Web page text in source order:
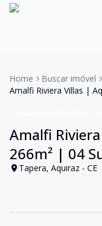
Home
Buscar imóvel
Amalfi Riviera Villas |
Amalfi
266m² | 04
Tapera, Aquiraz - CE